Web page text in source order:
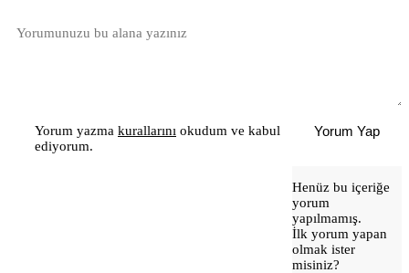
Yorum yazma kurallarını okudum ve kabul
ediyorum.
Yorum Yap
Henüz bu içeriğe
yorum
yapılmamış.
İlk yorum yapan
olmak ister
misiniz?